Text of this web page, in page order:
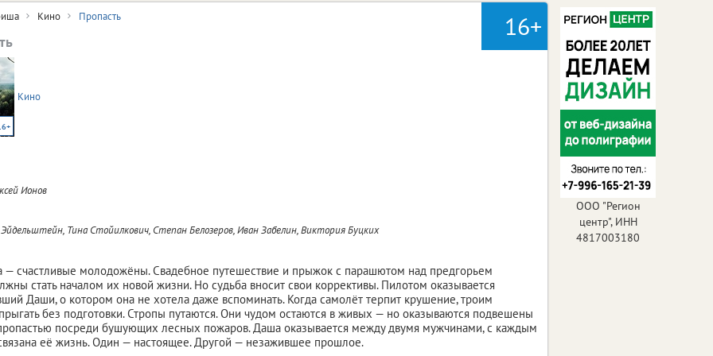
16+
Кино Пропасть
Кино
Ионов
Тина Стойилкович, Степан Белозеров, Иван Забелин, Виктория Буцких
счастливые молодожёны. Свадебное путешествие и прыжок с парашютом над предгорьем
стать началом их новой жизни. Но судьба вносит свои коррективы. Пилотом оказывается
Даши, о котором она не хотела даже вспоминать. Когда самолёт терпит крушение, троим
без подготовки. Стропы путаются. Они чудом остаются в живых — но оказываются подвешены
посреди бушующих лесных пожаров. Даша оказывается между двумя мужчинами, с каждым
её жизнь. Один — настоящее. Другой — незажившее прошлое.
ООО "Регион
центр", ИНН
4817003180